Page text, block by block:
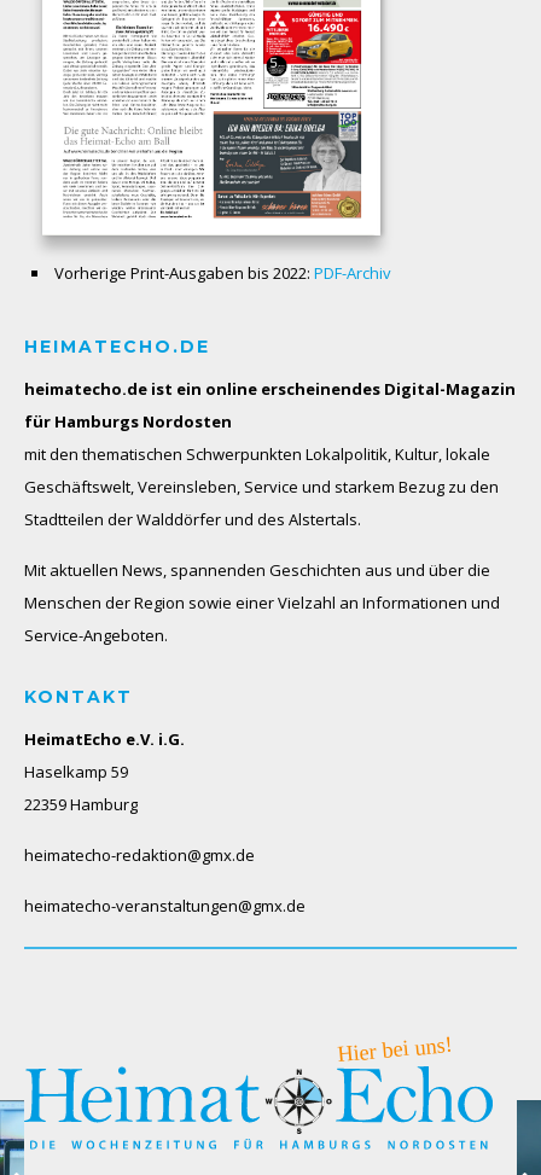
Vorherige Print-Ausgaben bis 2022: PDF-Archiv
HEIMATECHO.DE
heimatecho.de ist ein online erscheinendes Digital-Magazin
für Hamburgs Nordosten
mit den thematischen Schwerpunkten Lokalpolitik, Kultur, lokale
Geschäftswelt, Vereinsleben, Service und starkem Bezug zu den
Stadtteilen der Walddörfer und des Alstertals.
Mit aktuellen News, spannenden Geschichten aus und über die
Menschen der Region sowie einer Vielzahl an Informationen und
Service-Angeboten.
KONTAKT
HeimatEcho e.V. i.G.
Haselkamp 59
22359 Hamburg
heimatecho-redaktion@gmx.de
heimatecho-veranstaltungen@gmx.de